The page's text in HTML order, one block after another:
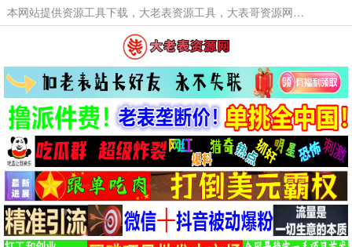
本网站提供资源工具下载，大老表资源工具，大表哥资源网软件工具，大老表资源下载，活动线报福利资源分享,活动线报，大型网游经典游戏，网络热门技术游戏辅助交流与分享。